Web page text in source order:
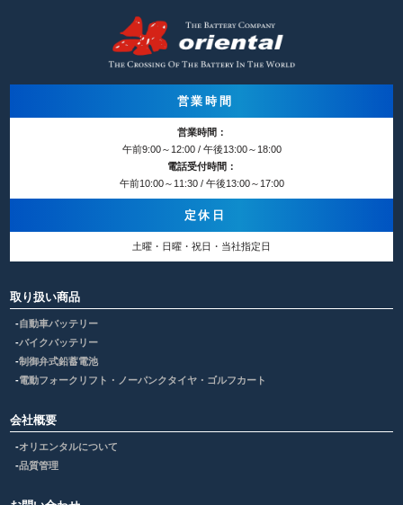
営業時間
営業時間：
午前9:00～12:00 / 午後13:00～18:00
電話受付時間：
午前10:00～11:30 / 午後13:00～17:00
定休日
土曜・日曜・祝日・当社指定日
取り扱い商品
自動車バッテリー
バイクバッテリー
制御弁式鉛蓄電池
電動フォークリフト・ノーパンクタイヤ・ゴルフカート
会社概要
オリエンタルについて
品質管理